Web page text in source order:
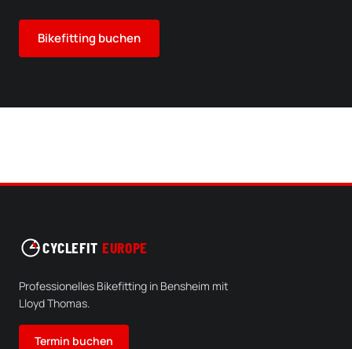
Bikefitting buchen
CYCLEFIT EUROPE
Professionelles Bikefitting in Bensheim mit
Lloyd Thomas.
Termin buchen